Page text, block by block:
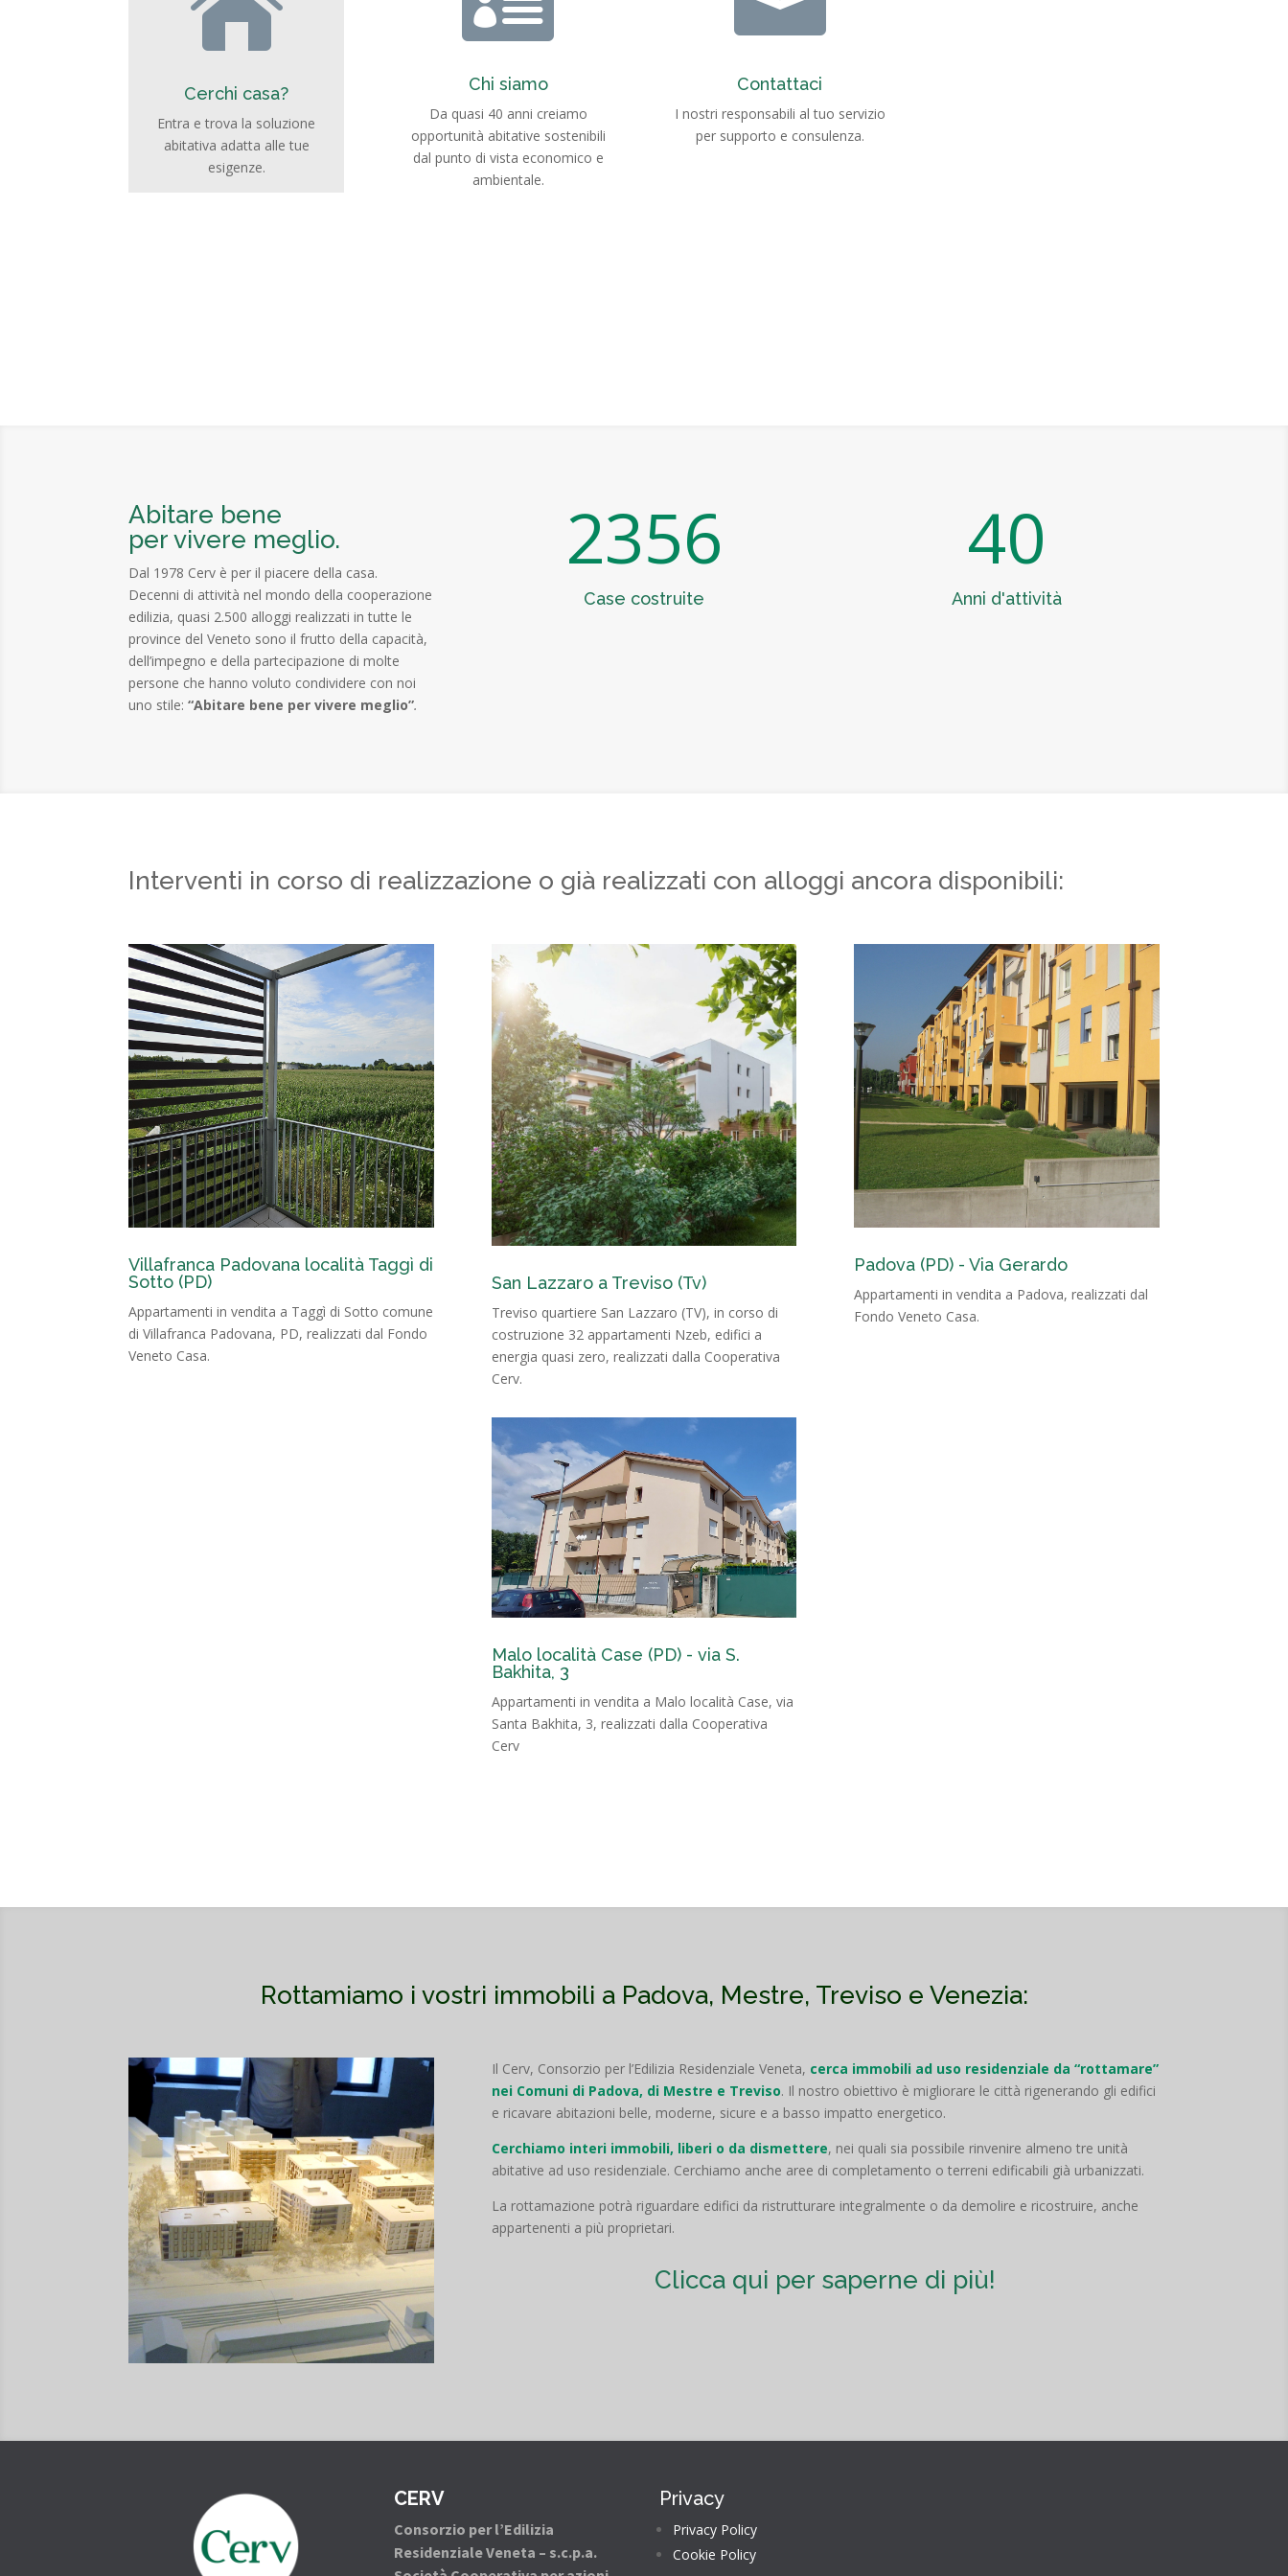
Cerchi casa?
Entra e trova la soluzione
abitativa adatta alle tue
esigenze.
Chi siamo
Da quasi 40 anni creiamo
opportunità abitative sostenibili
dal punto di vista economico e
ambientale.
Contattaci
I nostri responsabili al tuo servizio
per supporto e consulenza.
Abitare bene
per vivere meglio.
Dal 1978 Cerv è per il piacere della casa.
Decenni di attività nel mondo della cooperazione
edilizia, quasi 2.500 alloggi realizzati in tutte le
province del Veneto sono il frutto della capacità,
dell’impegno e della partecipazione di molte
persone che hanno voluto condividere con noi
uno stile:“Abitare bene per vivere meglio”.
2356
Case costruite
40
Anni d'attività
Interventi in corso di realizzazione o già realizzati con alloggi ancora disponibili:
Villafranca Padovana località Taggì di
Sotto (PD)
Appartamenti in vendita a Taggì di Sotto comune
di Villafranca Padovana, PD, realizzati dal Fondo
Veneto Casa.
San Lazzaro a Treviso (Tv)
Treviso quartiere San Lazzaro (TV), in corso di
costruzione 32 appartamenti Nzeb, edifici a
energia quasi zero, realizzati dalla Cooperativa
Cerv.
Malo località Case (PD) - via S.
Bakhita, 3
Appartamenti in vendita a Malo località Case, via
Santa Bakhita, 3, realizzati dalla Cooperativa
Cerv
Padova (PD) - Via Gerardo
Appartamenti in vendita a Padova, realizzati dal
Fondo Veneto Casa.
Rottamiamo i vostri immobili a Padova, Mestre, Treviso e Venezia:
Il Cerv, Consorzio per l’Edilizia Residenziale Veneta, cerca immobili ad uso residenziale da “rottamare”
nei Comuni di Padova, di Mestre e Treviso. Il nostro obiettivo è migliorare le città rigenerando gli edifici
e ricavare abitazioni belle, moderne, sicure e a basso impatto energetico.
Cerchiamo interi immobili, liberi o da dismettere, nei quali sia possibile rinvenire almeno tre unità
abitative ad uso residenziale. Cerchiamo anche aree di completamento o terreni edificabili già urbanizzati.
La rottamazione potrà riguardare edifici da ristrutturare integralmente o da demolire e ricostruire, anche
appartenenti a più proprietari.
Clicca qui per saperne di più!
CERV
Consorzio per l’Edilizia
Residenziale Veneta – s.c.p.a.
Privacy
Privacy Policy
Cookie Policy